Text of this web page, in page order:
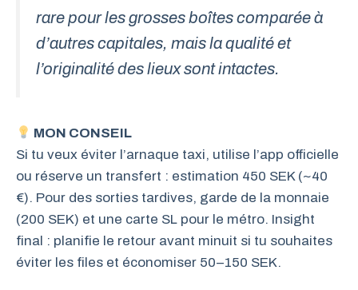
rare pour les grosses boîtes comparée à
d’autres capitales, mais la qualité et
l’originalité des lieux sont intactes.
MON CONSEIL
Si tu veux éviter l’arnaque taxi, utilise l’app officielle
ou réserve un transfert : estimation 450 SEK (~40
€). Pour des sorties tardives, garde de la monnaie
(200 SEK) et une carte SL pour le métro. Insight
final : planifie le retour avant minuit si tu souhaites
éviter les files et économiser 50–150 SEK.